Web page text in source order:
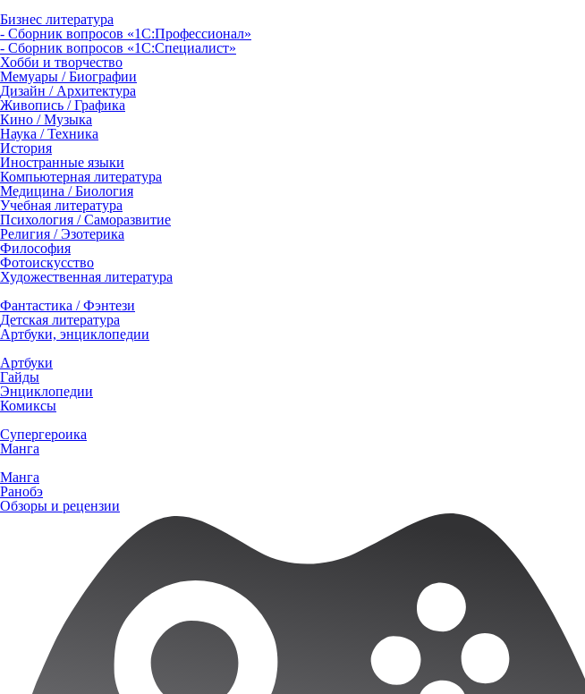
Бизнес литература
- Сборник вопросов «1С:Профессионал»
- Сборник вопросов «1С:Специалист»
Хобби и творчество
Мемуары / Биографии
Дизайн / Архитектура
Живопись / Графика
Кино / Музыка
Наука / Техника
История
Иностранные языки
Компьютерная литература
Медицина / Биология
Учебная литература
Психология / Саморазвитие
Религия / Эзотерика
Философия
Фотоискусство
Художественная литература
Фантастика / Фэнтези
Детская литература
Артбуки, энциклопедии
Артбуки
Гайды
Энциклопедии
Комиксы
Супергероика
Манга
Манга
Ранобэ
Обзоры и рецензии